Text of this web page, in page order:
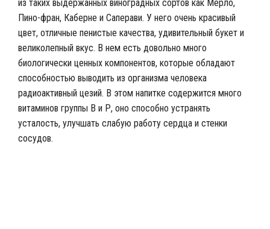
из таких выдержанных виноградных сортов как Мерло,
Пино-фран, Каберне и Саперави. У него очень красивый
цвет, отличные пенистые качества, удивительный букет и
великолепный вкус. В нем есть довольно много
биологически ценных компонентов, которые обладают
способностью выводить из организма человека
радиоактивный цезий. В этом напитке содержится много
витаминов группы В и Р, оно способно устранять
усталость, улучшать слабую работу сердца и стенки
сосудов.